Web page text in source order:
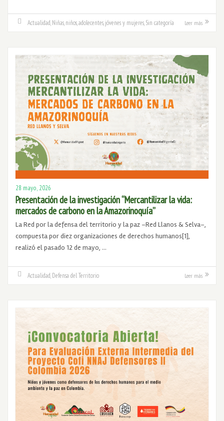
Actualidad Niñas, niños, adolecentes, jóvenes y mujeres, Sin categoría Leer más
28 mayo, 2026
Presentación de la investigación “Mercantilizar la vida:
mercados de carbono en la Amazorinoquía”
La Red por la defensa del territorio y la paz –Red Llanos & Selva–,
compuesta por diez organizaciones de derechos humanos[1],
realizó el pasado 12 de mayo, …
Actualidad Defensa del Territorio Leer más